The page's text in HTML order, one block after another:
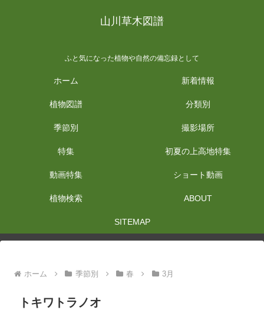
山川草木図譜
ふと気になった植物や自然の備忘録として
ホーム 新着情報
植物図譜 分類別
季節別 撮影場所
特集 初夏の上高地特集
動画特集 ショート動画
植物検索 ABOUT
SITEMAP
ホーム 季節別 春 3月
トキワトラノオ